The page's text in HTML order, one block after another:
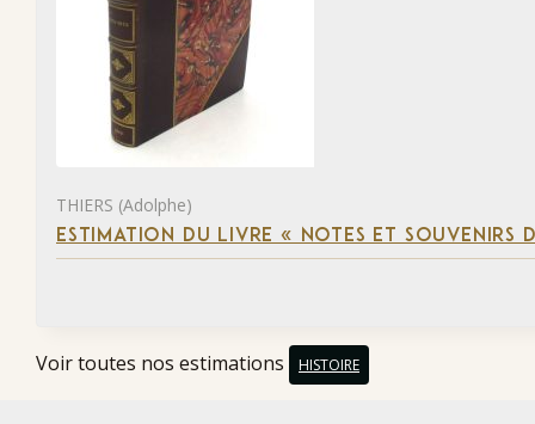
THIERS (Adolphe)
ESTIMATION DU LIVRE « NOTES ET SOUVENIRS
Voir toutes nos estimations HISTOIRE